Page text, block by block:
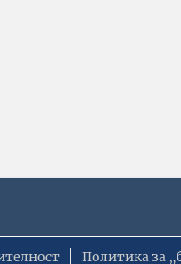
Политика за